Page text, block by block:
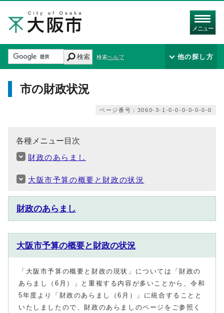
メニュー
検索 検索ヘルプ 他の探し方
市の財政状況
ページ番号：3060-3-1-0-0-0-0-0-0-0
各種メニュー目次
財政のあらまし
大阪市予算の概要と財政の状況
財政のあらまし
大阪市予算の概要と財政の状況
「大阪市予算の概要と財政の現状」については「財政の
あらまし（6月）」と重複する内容が多いことから、令和
5年度より「財政のあらまし（6月）」に統合することと
いたしましたので、財政のあらましのページをご参照く